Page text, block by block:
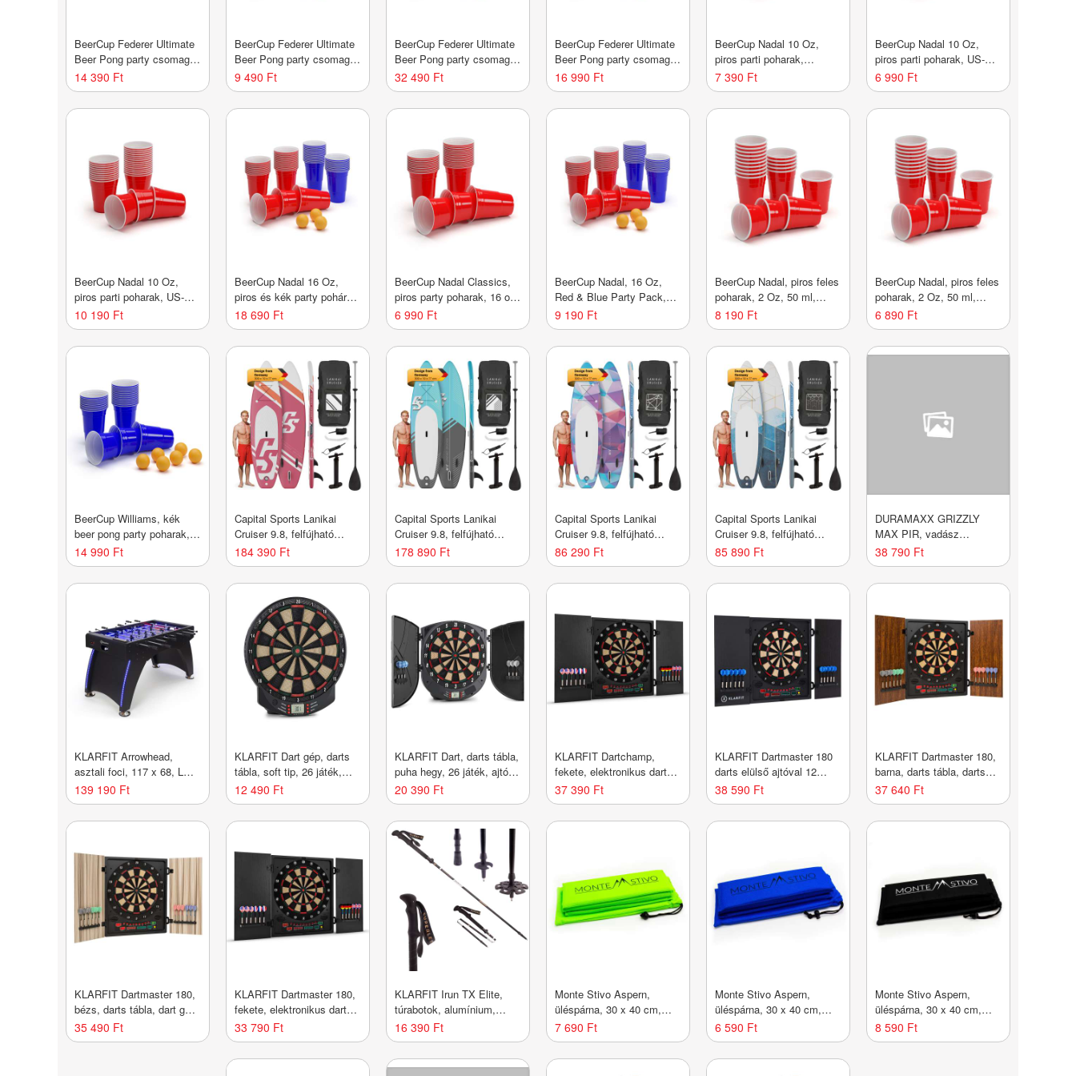
BeerCup Federer Ultimate
Beer Pong party csomag,
Red Cups, Shot Cups,
labdákkal
14 390 Ft
BeerCup Federer Ultimate
Beer Pong party csomag,
Red Cups, Shot Cups,
labdákkal
9 490 Ft
BeerCup Federer Ultimate
Beer Pong party csomag,
Red Cups, Shot Cups,
labdákkal
32 490 Ft
BeerCup Federer Ultimate
Beer Pong party csomag,
Red Cups, Shot Cups,
labdákkal
16 990 Ft
BeerCup Nadal 10 Oz,
piros parti poharak,
amerikai egyetemi
stílusban, 295 ml,
újrafelhasználható
7 390 Ft
BeerCup Nadal 10 Oz,
piros parti poharak, US-
College Style, 295 ml,
újrafelhasználható
6 990 Ft
BeerCup Nadal 10 Oz,
piros parti poharak, US-
College Style, 295 ml,
újrafelhasználható
10 190 Ft
BeerCup Nadal 16 Oz,
piros és kék party pohár
készlet, két szín,
mellékelve labdácskák és
18 690 Ft
BeerCup Nadal Classics,
piros party poharak, 16 oz,
473ml, poharak,
újrahasznosítható,
6 990 Ft
BeerCup Nadal, 16 Oz,
Red & Blue Party Pack,
poharak, két színben,
labdákkal és szabályokkal
9 190 Ft
BeerCup Nadal, piros feles
poharak, 2 Oz, 50 ml,
poharak alkoholra,
újrafelhasználható,
8 190 Ft
BeerCup Nadal, piros feles
poharak, 2 Oz, 50 ml,
poharak alkoholra,
újrafelhasználható,
6 890 Ft
BeerCup Williams, kék
beer pong party poharak,
amerikai egyetemek
stílusában, 473 ml,
labdácskák és szabályzat
14 990 Ft
Capital Sports Lanikai
Cruiser 9.8, felfújható
paddle board, készlet SUP
deszkával, 305 x 77 x 10
184 390 Ft
Capital Sports Lanikai
Cruiser 9.8, felfújható
paddle board, készlet SUP
deszkával, 305 x 77 x 10
178 890 Ft
Capital Sports Lanikai
Cruiser 9.8, felfújható
paddle board, készlet SUP
deszkával, 305 x 77 x 10
86 290 Ft
Capital Sports Lanikai
Cruiser 9.8, felfújható
paddle board, készlet SUP
deszkával, 305 x 77 x 10
85 890 Ft
DURAMAXX GRIZZLY
MAX PIR, vadász
fényképezőgép,
fényképező csapda, 40
fekete led dióda, 8 MP,
38 790 Ft
KLARFIT Arrowhead,
asztali foci, 117 x 68, LED
megvilágítás, automatikus
gólszámláló, fekete
139 190 Ft
KLARFIT Dart gép, darts
tábla, soft tip, 26 játék,
hang
12 490 Ft
KLARFIT Dart, darts tábla,
puha hegy, 26 játék, ajtó,
hang
20 390 Ft
KLARFIT Dartchamp,
fekete, elektronikus darts
tábla dartsokkal és ajtóval
37 390 Ft
KLARFIT Dartmaster 180
darts elülső ajtóval 12
darts és 24 darts hegy
tápegység fali konzol
38 590 Ft
KLARFIT Dartmaster 180,
barna, darts tábla, darts
gép, soft tip, ajtó, ajtó
37 640 Ft
KLARFIT Dartmaster 180,
bézs, darts tábla, dart gép,
puha hegyű, ajtó
35 490 Ft
KLARFIT Dartmaster 180,
fekete, elektronikus darts
tábla nyilakkal és ajtókkal
33 790 Ft
KLARFIT Irun TX Elite,
túrabotok, alumínium,
összecsukható, 100 - 130
cm
16 390 Ft
Monte Stivo Aspern,
üléspárna, 30 x 40 cm,
összehajtható, poliészter
anyag, mellékelve
7 690 Ft
Monte Stivo Aspern,
üléspárna, 30 x 40 cm,
összehajtható, poliészter
anyag, mellékelve
6 590 Ft
Monte Stivo Aspern,
üléspárna, 30 x 40 cm,
összehajtható, poliészter
anyag, mellékelve
8 590 Ft